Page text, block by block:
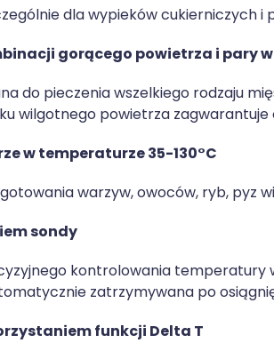
dla wypieków cukierniczych i
gorącego powietrza i pary
do pieczenia wszelkiego rodzaju
wilgotnego powietrza
w temperaturze 35-130°C
warzyw, owoców, ryb, pyz
sondy
kontrolowania
zatrzymywana po
funkcji Delta T